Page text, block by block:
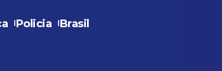
Policia Brasil